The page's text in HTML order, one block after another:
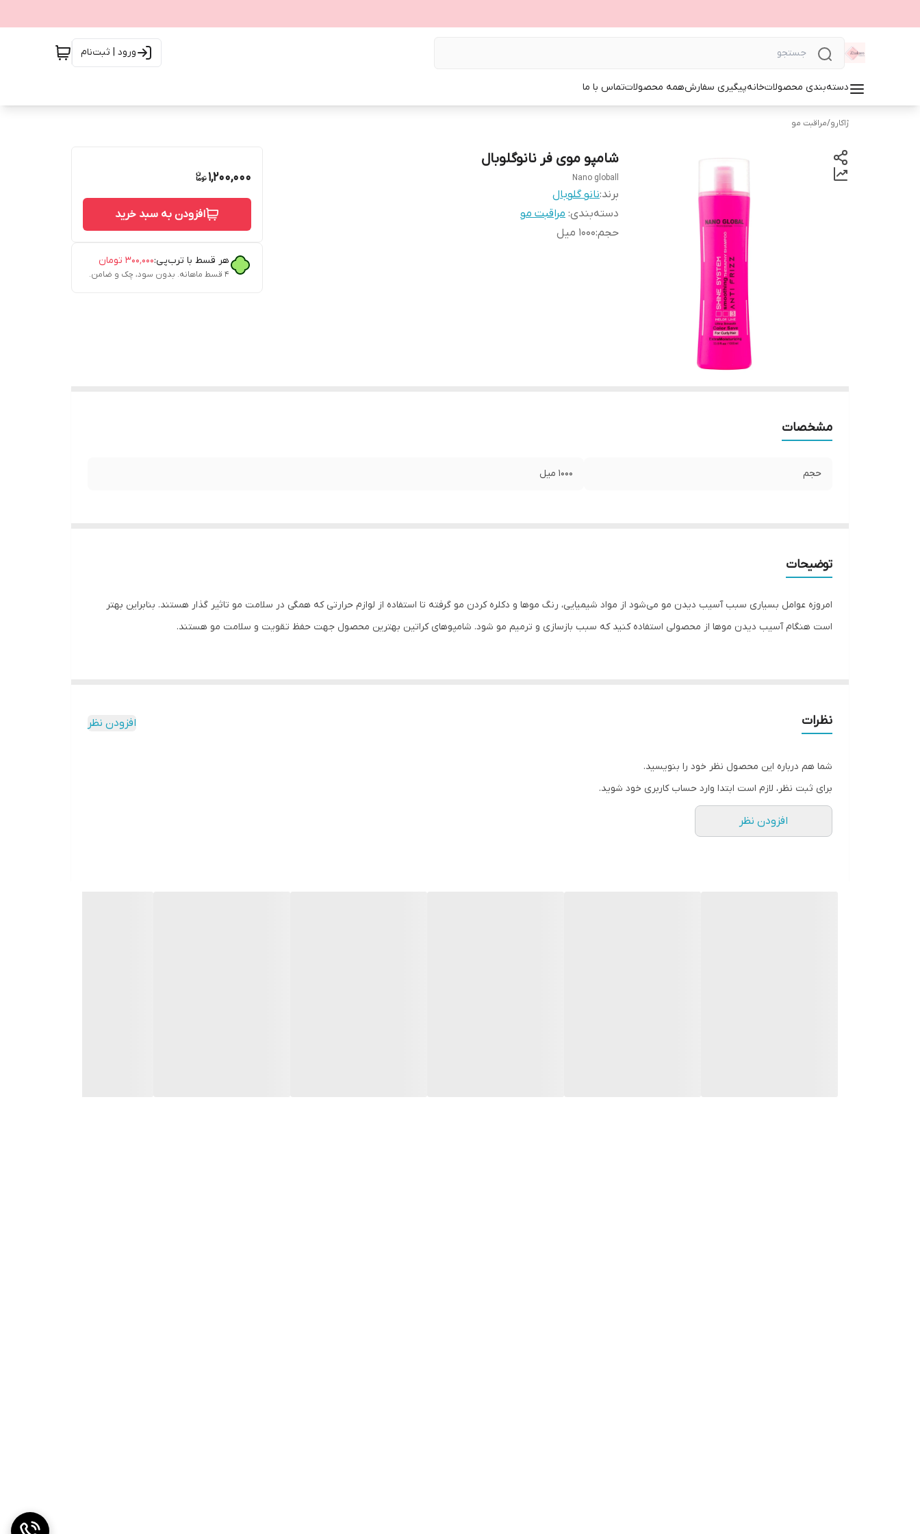
ورود | ثبت‌نام
دسته‌بندی محصولاتخانهپیگیری سفارشهمه محصولاتتماس با ما
ژاکارو/مراقبت مو
شامپو موی فر نانوگلوبال
Nano globall
برند:نانو گلوبال
دسته‌بندی: مراقبت مو
حجم:۱۰۰۰ میل
1,200,000
افزودن به سبد خرید
هر قسط با ترب‌پی:۳۰۰٬۰۰۰ تومان
۴ قسط ماهانه. بدون سود، چک و ضامن.
مشخصات
حجم ۱۰۰۰ میل
توضیحات
امروزه عوامل بسیاری سبب آسیب دیدن مو می‌شود از مواد شیمیایی، رنگ موها و دکلره کردن مو گرفته تا استفاده از لوازم حرارتی که همگی در سلامت مو تاثیر گذار هستند. بنابراین بهتر
است هنگام آسیب دیدن موها از محصولی استفاده کنید که سبب بازسازی و ترمیم مو شود. شامپوهای کراتین بهترین محصول جهت حفظ تقویت و سلامت مو هستند.
نظرات افزودن نظر
شما هم درباره این محصول نظر خود را بنویسید.
برای ثبت نظر، لازم است ابتدا وارد حساب کاربری خود شوید.
افزودن نظر